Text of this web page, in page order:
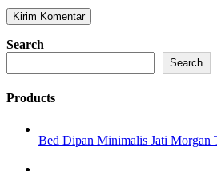
Search
Search
Products
Bed Dipan Minimalis Jati Morgan